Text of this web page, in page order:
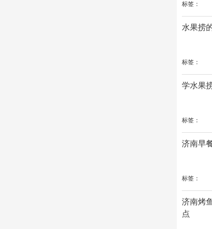
标签：
水果捞
标签：
学水果
标签：
济南早
标签：
济南烤
点